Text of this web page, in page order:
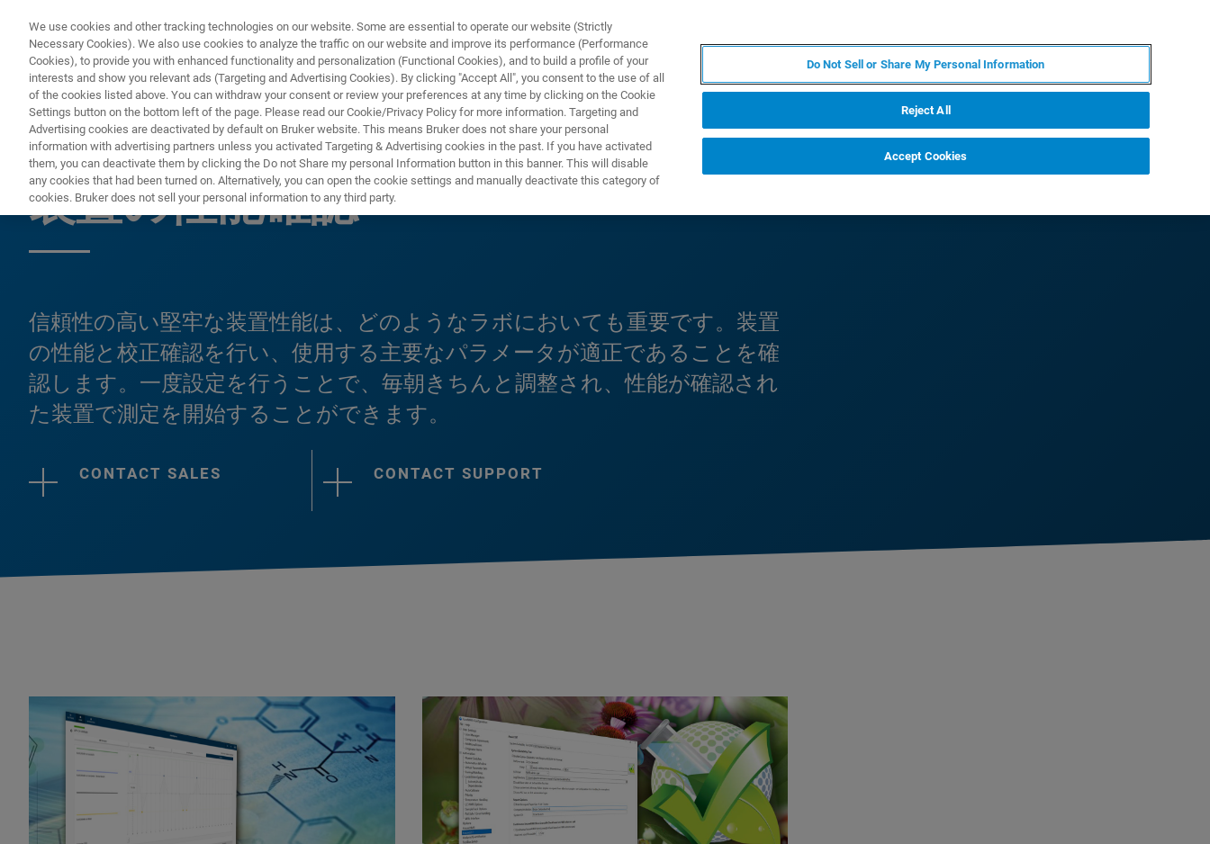
製品とソリューション アプリケーション
磁気共鳴
装置の性能確認
信頼性の高い堅牢な装置性能は、どのようなラボにおいても重要です。装置
の性能と校正確認を行い、使用する主要なパラメータが適正であることを確
認します。一度設定を行うことで、毎朝きちんと調整され、性能が確認され
た装置で測定を開始することができます。
CONTACT SALES CONTACT SUPPORT
We use cookies and other tracking technologies on our website. Some are essential to operate our website (Strictly
Necessary Cookies). We also use cookies to analyze the traffic on our website and improve its performance (Performance
Cookies), to provide you with enhanced functionality and personalization (Functional Cookies), and to build a profile of your
interests and show you relevant ads (Targeting and Advertising Cookies). By clicking "Accept All", you consent to the use of all
of the cookies listed above. You can withdraw your consent or review your preferences at any time by clicking on the Cookie
Settings button on the bottom left of the page. Please read our Cookie/Privacy Policy for more information. Targeting and
Advertising cookies are deactivated by default on Bruker website. This means Bruker does not share your personal
information with advertising partners unless you activated Targeting & Advertising cookies in the past. If you have activated
them, you can deactivate them by clicking the Do not Share my personal Information button in this banner. This will disable
any cookies that had been turned on. Alternatively, you can open the cookie settings and manually deactivate this category of
cookies. Bruker does not sell your personal information to any third party.
Do Not Sell or Share My Personal Information
Reject All
Accept Cookies